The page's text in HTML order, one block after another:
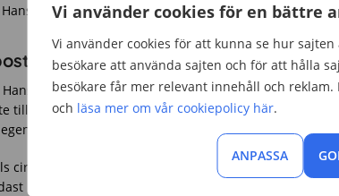
Vi använder cookies för en bättre
Vi använder cookies för att kunna se hur
besökare att använda sajten och för att hålla
besökare får mer relevant innehåll och
och läsa mer om vår cookiepolicy här.
ANPASSA
Åke Palmgren.
per år
Åke Palmgren, menar att även om många
tillräckligt på sikt. I år kommer endast en liten mängd
kräver, enligt Boverkets prognos.
cirka 61 000 bostäder, säger Hans-Åke Palmgren. Det
marginellt fler än det långsiktiga byggbehovet.